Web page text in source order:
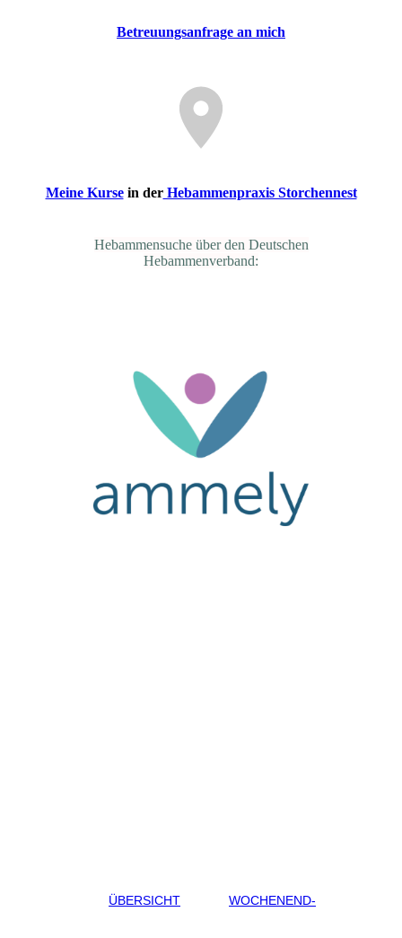
Betreuungsanfrage an mich
Meine Kursein derHebammenpraxis Storchennest
Hebammensuche über den Deutschen
Hebammenverband:
ÜBERSICHT WOCHENEND-